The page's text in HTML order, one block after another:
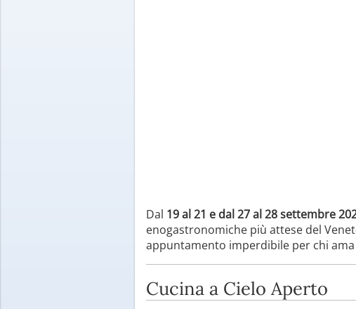
Dal 19 al 21 e dal 27 al 28 settembre
enogastronomiche più attese del
appuntamento imperdibile per chi
Cucina a Cielo Aperto